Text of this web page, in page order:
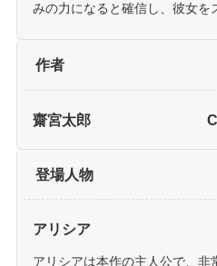
みの力になると確信し、彼女を
作者
齋宮太郎
登場人物
アリシア
アリシアは本作の主人公で、非